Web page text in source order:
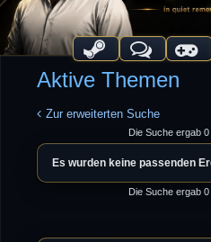
Aktive Themen
Zur erweiterten Suche
Die Suche ergab
Es wurden keine passenden
Die Suche ergab